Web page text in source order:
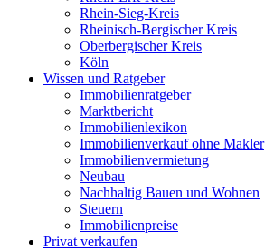
Rhein-Sieg-Kreis
Rheinisch-Bergischer Kreis
Oberbergischer Kreis
Köln
Wissen und Ratgeber
Immobilienratgeber
Marktbericht
Immobilienlexikon
Immobilienverkauf ohne Makler
Immobilienvermietung
Neubau
Nachhaltig Bauen und Wohnen
Steuern
Immobilienpreise
Privat verkaufen